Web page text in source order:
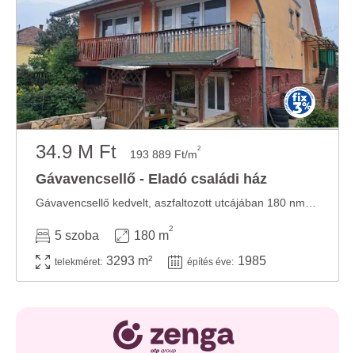
34.9 M Ft 193 889 Ft/m2
Gávavencsellő - Eladó családi ház
5 szoba 180 m
2
telekméret: 3293 m² építés éve: 1985